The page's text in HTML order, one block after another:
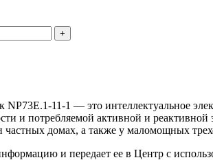
+
NP73E.1-11-1 — это интеллектуальное
и потребляемой активной и реактивной
домах, а также у маломощных
и передает ее в Центр с